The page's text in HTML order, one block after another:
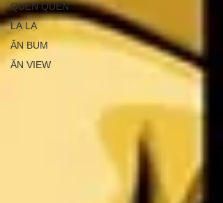
QUEN QUEN
LẠ LẠ
ĂN BUM
ĂN VIEW